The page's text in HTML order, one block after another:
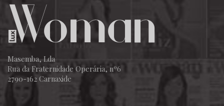
Masemba, Lda
Rua da Fraternidade Operária, nº6
2790-162 Carnaxide